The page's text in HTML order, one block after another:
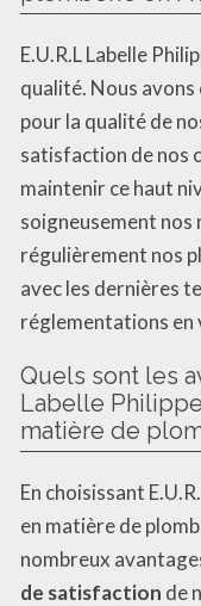
E.U.R.L Labelle
qualité. Nous
pour la qualité de
satisfaction de nos
maintenir ce haut
soigneusement
régulièrement nos
avec les dernières
réglementations en
Quels sont les
Labelle
matière de
En choisissant
en matière de
nombreux
de satisfaction de